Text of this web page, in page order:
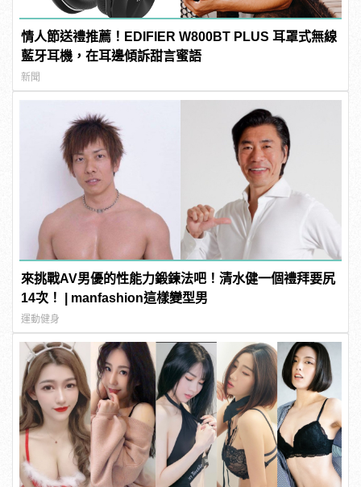
情人節送禮推薦！EDIFIER W800BT PLUS 耳罩式無線
藍牙耳機，在耳邊傾訴甜言蜜語
新聞
來挑戰AV男優的性能力鍛鍊法吧！清水健一個禮拜要尻
14次！ | manfashion這樣變型男
運動健身